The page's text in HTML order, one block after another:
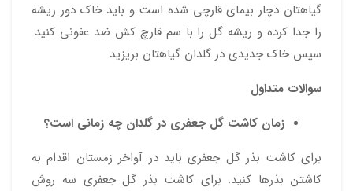
گیاهتان دچار بیمای قارچی شده است و باید خاک دور ریشه
را جدا کرده و ریشه گل را با سم قارچ کش ضد عفونی کنید.
سپس خاک جدیدی در گلدان گیاهتان بریزید.
سوالات متداول
زمان کاشت گل جعفری در گلدان چه زمانی است؟
برای کاشت بذر گل جعفری باید در آواخر زمستان اقدام به
کاشتن بذرها کنید. برای کاشت بذر گل جعفری سه روش